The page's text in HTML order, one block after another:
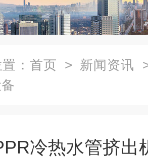
： 首页 > 新闻资讯
冷热水管挤出